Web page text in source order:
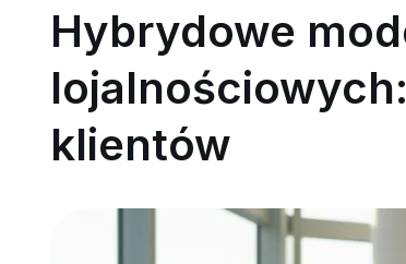
Hybrydowe
klientów